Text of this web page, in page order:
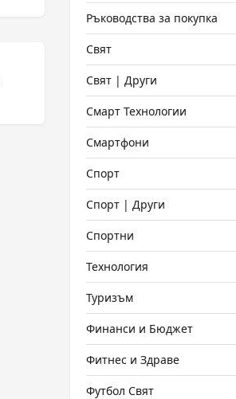
Ръководства за покупка
Свят
Свят | Други
Смарт Технологии
Смартфони
Спорт
Спорт | Други
Спортни
Технология
Туризъм
Финанси и Бюджет
Фитнес и Здраве
Футбол Свят